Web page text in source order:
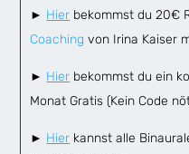
► Hier bekommst du 20€
Coaching von Irina Kaiser
► Hier bekommst du ein
Monat Gratis (Kein Code
► Hier kannst alle